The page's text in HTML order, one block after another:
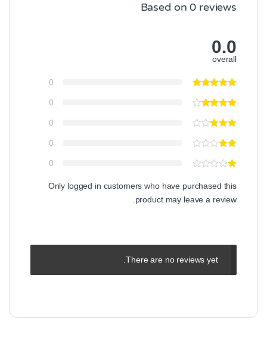
Based on 0 reviews
0.0
overall
0
0
0
0
0
Only logged in customers who have purchased this
product may leave a review.
There are no reviews yet.